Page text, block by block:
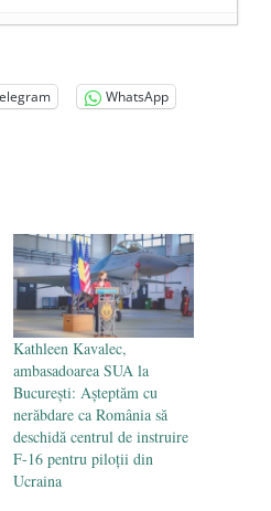
despre
Volodymyr
2026
Națiunea
efecte. Bustul
Goga, înlăturat din Iași
WhatsApp
Kathleen Kavalec,
ambasadoarea SUA la
București: Așteptăm cu
nerăbdare ca România să
deschidă centrul de instruire
F-16 pentru piloții din
Ucraina